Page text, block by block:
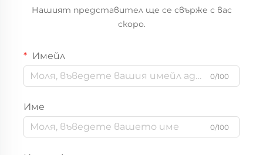
Нашият представител ще се свърже с вас
скоро.
Имейл
0/100
Име
0/100